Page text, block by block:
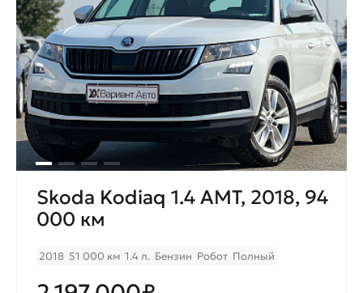
Skoda Kodiaq 1.4 AMT, 2018, 94
000 км
2018 51 000 км 1.4 л. Бензин Робот Полный